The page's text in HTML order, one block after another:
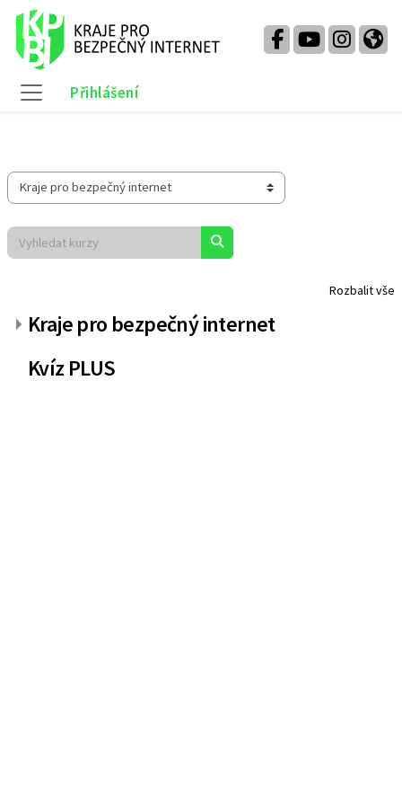
Přejít k hlavnímu obsahu
Přihlášení
Kategorie kurzů
Vyhledat kurzy
Vyhledat kurzy
Rozbalit vše
Kraje pro bezpečný internet
Kvíz PLUS